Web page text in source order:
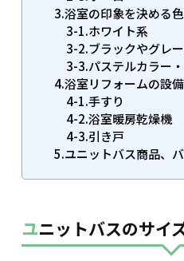
3.浴室の印象を決める
3-1.ホワイト系
3-2.ブラックやグレ
3-3.パステルカラー
4.浴室リフォームの設
4-1.手すり
4-2.浴室暖房乾燥機
4-3.引き戸
5.ユニットバス商品、
ユニットバスのサ